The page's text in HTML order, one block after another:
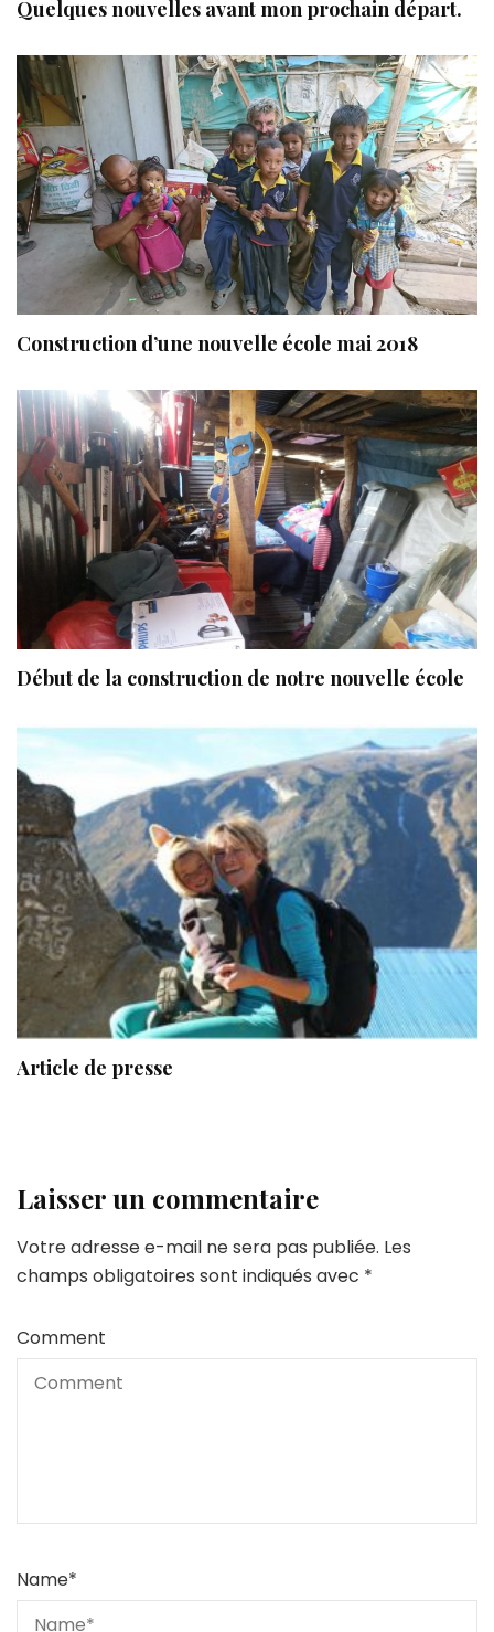
Quelques nouvelles avant mon prochain départ.
Construction d’une nouvelle école mai 2018
Début de la construction de notre nouvelle école
Article de presse
Laisser un commentaire
Votre adresse e-mail ne sera pas publiée. Les
champs obligatoires sont indiqués avec *
Comment
Name*